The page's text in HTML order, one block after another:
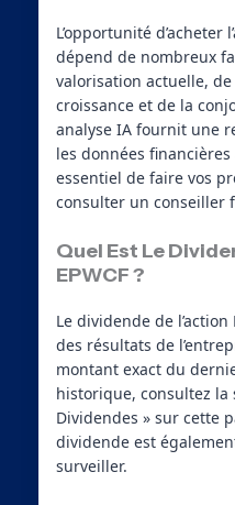
L’opportunité d’acheter
dépend de nombreux
valorisation actuelle,
croissance et de la
analyse IA fournit une
les données
essentiel de faire vos
consulter un conseiller
Quel Est Le
EPWCF ?
Le dividende de l’action
des résultats de
montant exact du
historique, consultez la
Dividendes » sur cette
dividende est
surveiller.